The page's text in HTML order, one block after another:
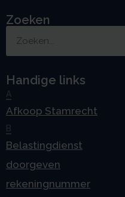
Zoeken
Handige links
A
Afkoop Stamrecht
B
Belastingdienst
doorgeven
rekeningnummer